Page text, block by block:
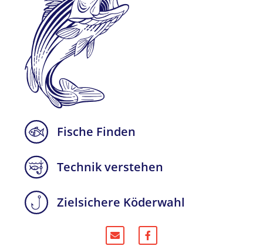
Fische Finden
Technik verstehen
Zielsichere Köderwahl